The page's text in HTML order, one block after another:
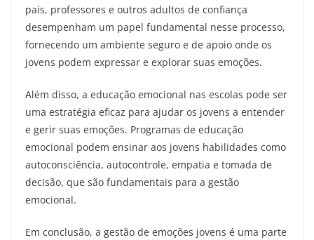
pais, professores e outros adultos de confiança
desempenham um papel fundamental nesse processo,
fornecendo um ambiente seguro e de apoio onde os
jovens podem expressar e explorar suas emoções.
Além disso, a educação emocional nas escolas pode ser
uma estratégia eficaz para ajudar os jovens a entender
e gerir suas emoções. Programas de educação
emocional podem ensinar aos jovens habilidades como
autoconsciência, autocontrole, empatia e tomada de
decisão, que são fundamentais para a gestão
emocional.
Em conclusão, a gestão de emoções jovens é uma parte